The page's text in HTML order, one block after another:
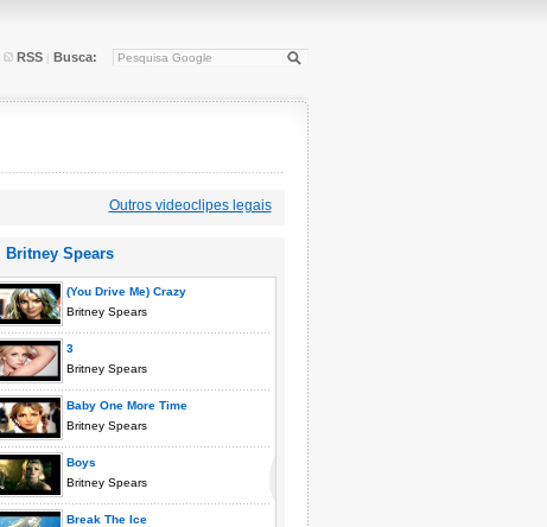
RSS| Busca:
Outros videoclipes legais
Britney Spears
(You Drive Me) Crazy
Britney Spears
3
Britney Spears
Baby One More Time
Britney Spears
Boys
Britney Spears
Break The Ice